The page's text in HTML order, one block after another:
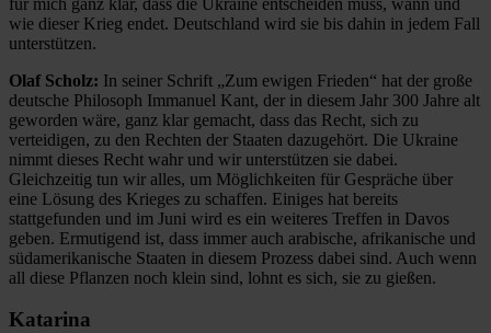
wie dieser Krieg endet. Deutschland wird sie bis dahin in jedem Fall
unterstützen.
Olaf Scholz: In seiner Schrift „Zum ewigen Frieden“ hat der große
deutsche Philosoph Immanuel Kant, der in diesem Jahr 300 Jahre alt
geworden wäre, ganz klar gemacht, dass das Recht, sich zu
verteidigen, zu den Rechten der Staaten dazugehört. Die Ukraine
nimmt dieses Recht wahr und wir unterstützen sie dabei.
Gleichzeitig tun wir alles, um Möglichkeiten für Gespräche über
eine Lösung des Krieges zu schaffen. Einiges hat bereits
stattgefunden und im Juni wird es ein weiteres Treffen in Davos
geben. Ermutigend ist, dass immer auch arabische, afrikanische und
südamerikanische Staaten in diesem Prozess dabei sind. Auch wenn
all diese Pflanzen noch klein sind, lohnt es sich, sie zu gießen.
Katarina